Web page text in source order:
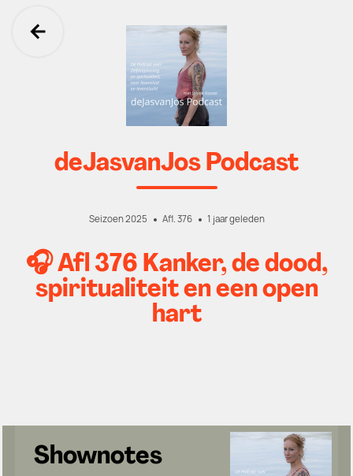
Ga terug
deJasvanJos Podcast
Seizoen 2025 Afl. 376 1 jaar geleden
🎧 Afl 376 Kanker, de dood,
spiritualiteit en een open
hart
Shownotes